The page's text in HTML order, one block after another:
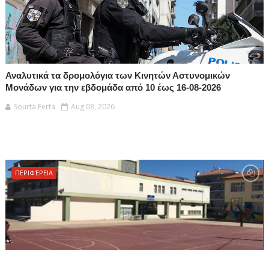
Αναλυτικά τα δρομολόγια των Κινητών Αστυνομικών
Μονάδων για την εβδομάδα από 10 έως 16-08-2026
Sourta Ferta
Aug 08, 2026
ΠΕΡΙΦΈΡΕΙΑ